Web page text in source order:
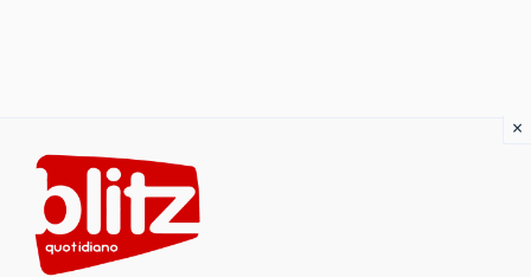
content
×